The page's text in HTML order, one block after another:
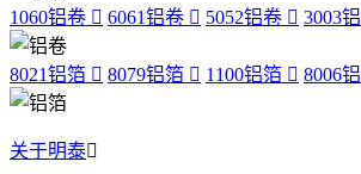
1060铝卷 6061铝卷 5052铝卷 3003
8021铝箔 8079铝箔 1100铝箔 8006
关于明泰